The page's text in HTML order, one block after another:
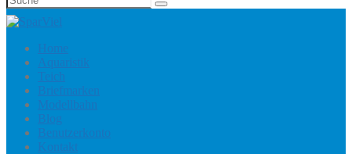
Home
Aquaristik
Teich
Briefmarken
Modellbahn
Blog
Benutzerkonto
Kontakt